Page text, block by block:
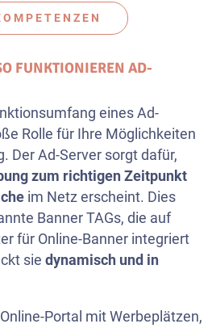
FUNKTIONIEREN AD-
eines Ad-
Rolle für Ihre Möglichkeiten
Der Ad-Server sorgt dafür,
zum richtigen Zeitpunkt
im Netz erscheint. Dies
Banner TAGs, die auf
für Online-Banner integriert
siedynamisch und in
Portal mit Werbeplätzen,